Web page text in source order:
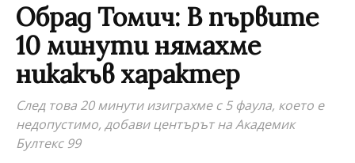
Обрад Томич: В първите
10 минути нямахме
никакъв характер
След това 20 минути изиграхме с 5 фаула, което е
недопустимо, добави центърът на Академик
Бултекс 99